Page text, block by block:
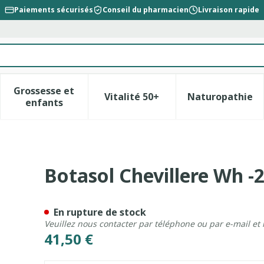
Paiements sécurisés Conseil du pharmacien Livraison rapide
catégorie Beauté, soins et hygiène
sous-menu pour la catégorie Régime, alimentation &
Grossesse et
enfants
Afficher le sous-menu pour la catégorie
Vitalité 50+Afficher le sous-menu pour
Naturopathie
Afficher
2 Botasol Chevillere Wh -
41,50 €
En rupture de stock
Veuillez nous contacter par téléphone ou par e-mail